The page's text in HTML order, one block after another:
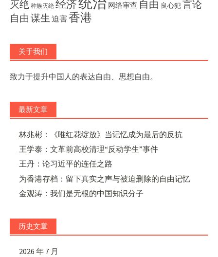
灭绝 种族灭绝 经济 网络审查 自由 良心犯言论
自由 谋生 迫害香港
关于我们
致力于提升中国人的表达自由、思想自由。
最新文章
林兆彬：《唯红花绽放》当记忆成为最后的反抗
王学泰：文革前高校清理“反动学生”事件
王丹：论习近平的连任之路
为香港存档：留下真实之声与被迫删除的自由记忆
金观涛：我们是无根的中国知识分子
历史文章
2026 年 7 月